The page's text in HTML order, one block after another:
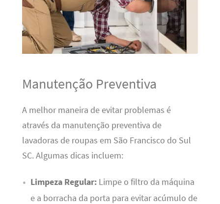
Manutenção Preventiva
A melhor maneira de evitar problemas é
através da manutenção preventiva de
lavadoras de roupas em São Francisco do Sul
SC. Algumas dicas incluem:
Limpeza Regular:Limpe o filtro da máquina
e a borracha da porta para evitar acúmulo de